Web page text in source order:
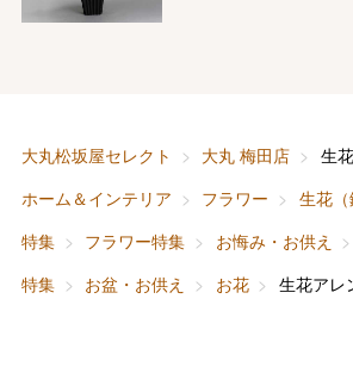
大丸松坂屋セレクト 大丸 梅田店
生
ホーム＆インテリア
フラワー 生花（
特集
フラワー特集 お悔み・お供え
特集
お盆・お供え お花 生花アレ
ホーム＆インテリ
ベビー＆キッズ
結婚内祝い
お香典返し
快気祝い
お中元
敬老の日